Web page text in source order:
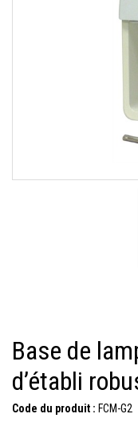
Base de
d’établi
Code du produit : FCM-G2